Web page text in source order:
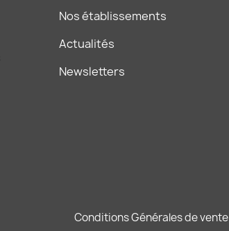
Nos établissements
Actualités
Newsletters
Conditions Générales de vente